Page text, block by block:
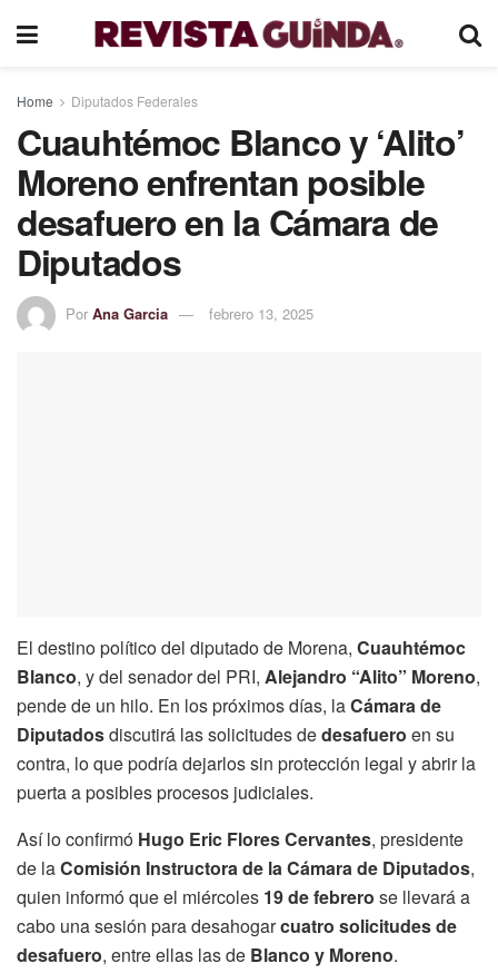
Home Diputados Federales
Cuauhtémoc Blanco y ‘Alito’
Moreno enfrentan posible
desafuero en la Cámara de
Diputados
Por Ana Garcia febrero 13, 2025
El destino político del diputado de Morena, Cuauhtémoc
Blanco, y del senador del PRI, Alejandro “Alito” Moreno,
pende de un hilo. En los próximos días, laCámara de
Diputadosdiscutirá las solicitudes dedesafuero en su
contra, lo que podría dejarlos sin protección legal y abrir la
puerta a posibles procesos judiciales.
Así lo confirmó Hugo Eric Flores Cervantes, presidente
de laComisión Instructora de la Cámara de Diputados,
quien informó que el miércoles 19 de febrero se llevará a
cabo una sesión para desahogarcuatro solicitudes de
desafuero, entre ellas las de Blanco y Moreno.